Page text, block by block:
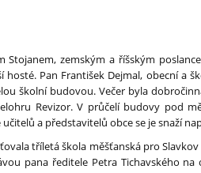
zemským a říšským
Pan František Dejmal, obecní a
školní budovou. Večer byla
Revizor. V průčelí budovy pod
a představitelů obce se je snaží
tříletá škola měšťanská pro
pana ředitele Petra Tichavského na